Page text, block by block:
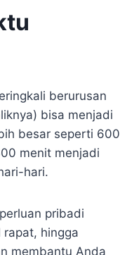
berurusan
bisa menjadi
besar seperti 600
menit menjadi
hari.
pribadi
hingga
membantu Anda